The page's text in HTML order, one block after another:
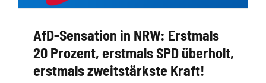
AfD-Sensation in NRW: Erstmals
20 Prozent, erstmals SPD überholt,
erstmals zweitstärkste Kraft!